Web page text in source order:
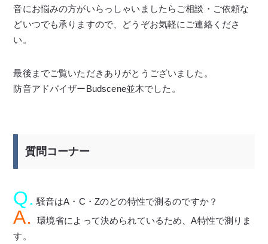
音にお悩みの方がいらっしゃいましたらご相談・ご依頼な
どいつでも承りますので、どうぞお気軽にご連絡くださ
い。
最後までご覧いただきありがとうございました。
防音アドバイザーBudscene並木でした。
質問コーナー
Q. 騒音はA・C・Zのどの特性で測るのですか？
A.
環境省によって決められているため、A特性で測りま
す。